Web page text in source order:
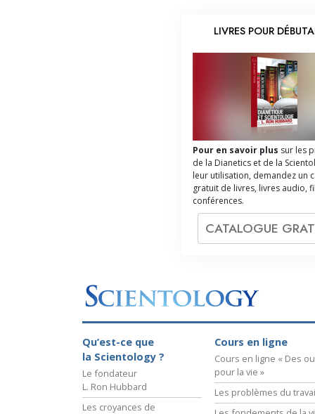
LIVRES POUR
Pour en savoir plus sur les
de la Dianetics et de la
leur utilisation, demandez un
gratuit de livres, livres audio,
conférences.
CATALOGUE
Qu’est-ce que
la Scientology ?
Le fondateur
L. Ron Hubbard
Les croyances de
Cours en ligne
Cours en ligne « Des
pour la vie »
Les problèmes du